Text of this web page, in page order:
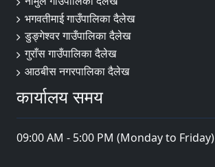
भगवतीमाई गाउँपालिका दैलेख
डुङ्गेश्वर गाउँपालिका दैलेख
गुराँस गाउँपालिका दैलेख
आठबीस नगरपालिका दैलेख
कार्यालय समय
09:00 AM - 5:00 PM (Monday to Friday)